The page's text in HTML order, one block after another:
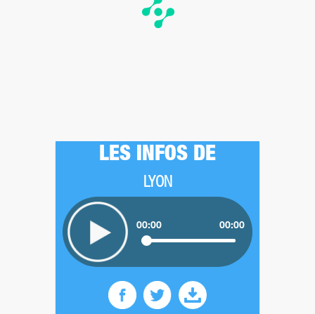
LES INFOS DE
LYON
00:00 00:00